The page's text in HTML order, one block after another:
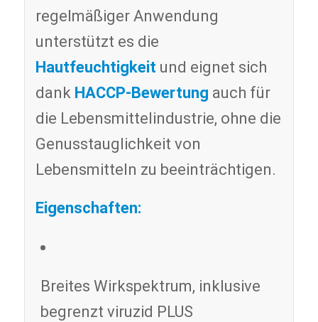
regelmäßiger Anwendung
unterstützt es die
Hautfeuchtigkeit und eignet sich
dank HACCP-Bewertung auch für
die Lebensmittelindustrie, ohne die
Genusstauglichkeit von
Lebensmitteln zu beeinträchtigen.
Eigenschaften:
Breites Wirkspektrum, inklusive
begrenzt viruzid PLUS